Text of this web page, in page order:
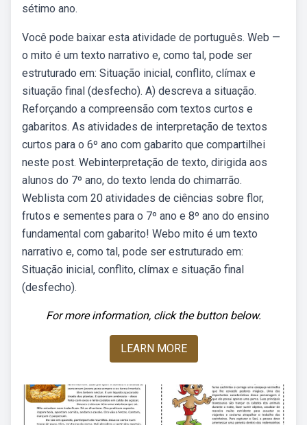
sétimo ano.
Você pode baixar esta atividade de português. Web —
o mito é um texto narrativo e, como tal, pode ser
estruturado em: Situação inicial, conflito, clímax e
situação final (desfecho). A) descreva a situação.
Reforçando a compreensão com textos curtos e
gabaritos. As atividades de interpretação de textos
curtos para o 6º ano com gabarito que compartilhei
neste post. Webinterpretação de texto, dirigida aos
alunos do 7º ano, do texto lenda do chimarrão.
Weblista com 20 atividades de ciências sobre flor,
frutos e sementes para o 7º ano e 8º ano do ensino
fundamental com gabarito! Webo mito é um texto
narrativo e, como tal, pode ser estruturado em:
Situação inicial, conflito, clímax e situação final
(desfecho).
For more information, click the button below.
LEARN MORE